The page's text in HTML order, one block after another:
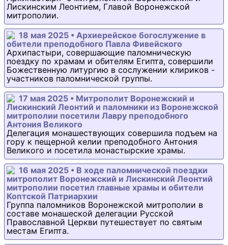
Лискинским Леонтием, Главой Воронежской
митрополии.
18 мая 2025 • Архиерейское богослужение в
обители преподобного Павла Фивейского
Архипастыри, совершающие паломническую
поездку по храмам и обителям Египта, совершили
Божественную литургию в сослужении клириков -
участников паломнической группы.
17 мая 2025 • Митрополит Воронежский и
Лискинский Леонтий и паломники из Воронежской
митрополии посетили Лавру преподобного
Антония Великого
Делегация монашествующих совершила подъем на
гору к пещерной келии преподобного Антония
Великого и посетила монастырские храмы.
16 мая 2025 • В ходе паломнической поездки
митрополит Воронежский и Лискинский Леонтий
митрополии посетил главные храмы и обители
Коптской Патриархии
Группа паломников Воронежской митрополии в
составе монашеской делегации Русской
Православной Церкви путешествует по святым
местам Египта.